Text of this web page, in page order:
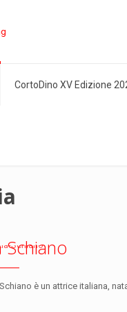
CortoDino XV Edizione
Schiano
è un attrice italiana,